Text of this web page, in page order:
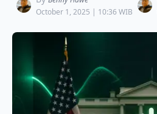
October 1, 2025 | 10:36 WIB